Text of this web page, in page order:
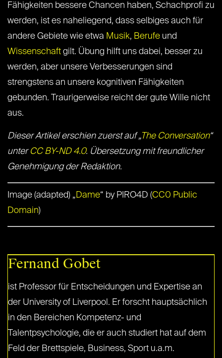
Fähigkeiten bessere Chancen haben, Schachprofi zu
werden, ist es naheliegend, dass selbiges auch für
andere Gebiete wie etwa Musik, Berufe und
Wissenschaft gilt. Übung hilft uns dabei, besser zu
werden, aber unsere Verbesserungen sind
strengstens an unsere kognitiven Fähigkeiten
gebunden. Traurigerweise reicht der gute Wille nicht
aus.
Dieser Artikel erschien zuerst auf „The Conversation“
unter CC BY-ND 4.0. Übersetzung mit freundlicher
Genehmigung der Redaktion.
Image (adapted) „Dame“ by PIRO4D (CC0 Public
Domain)
Fernand Gobet
ist Professor für Entscheidungen und Expertise an
der University of Liverpool. Er forscht hauptsächlich
in den Bereichen Kompetenz- und
Talentpsychologie, die er auch studiert hat auf dem
Feld der Brettspiele, Business, Sport u.a.m.